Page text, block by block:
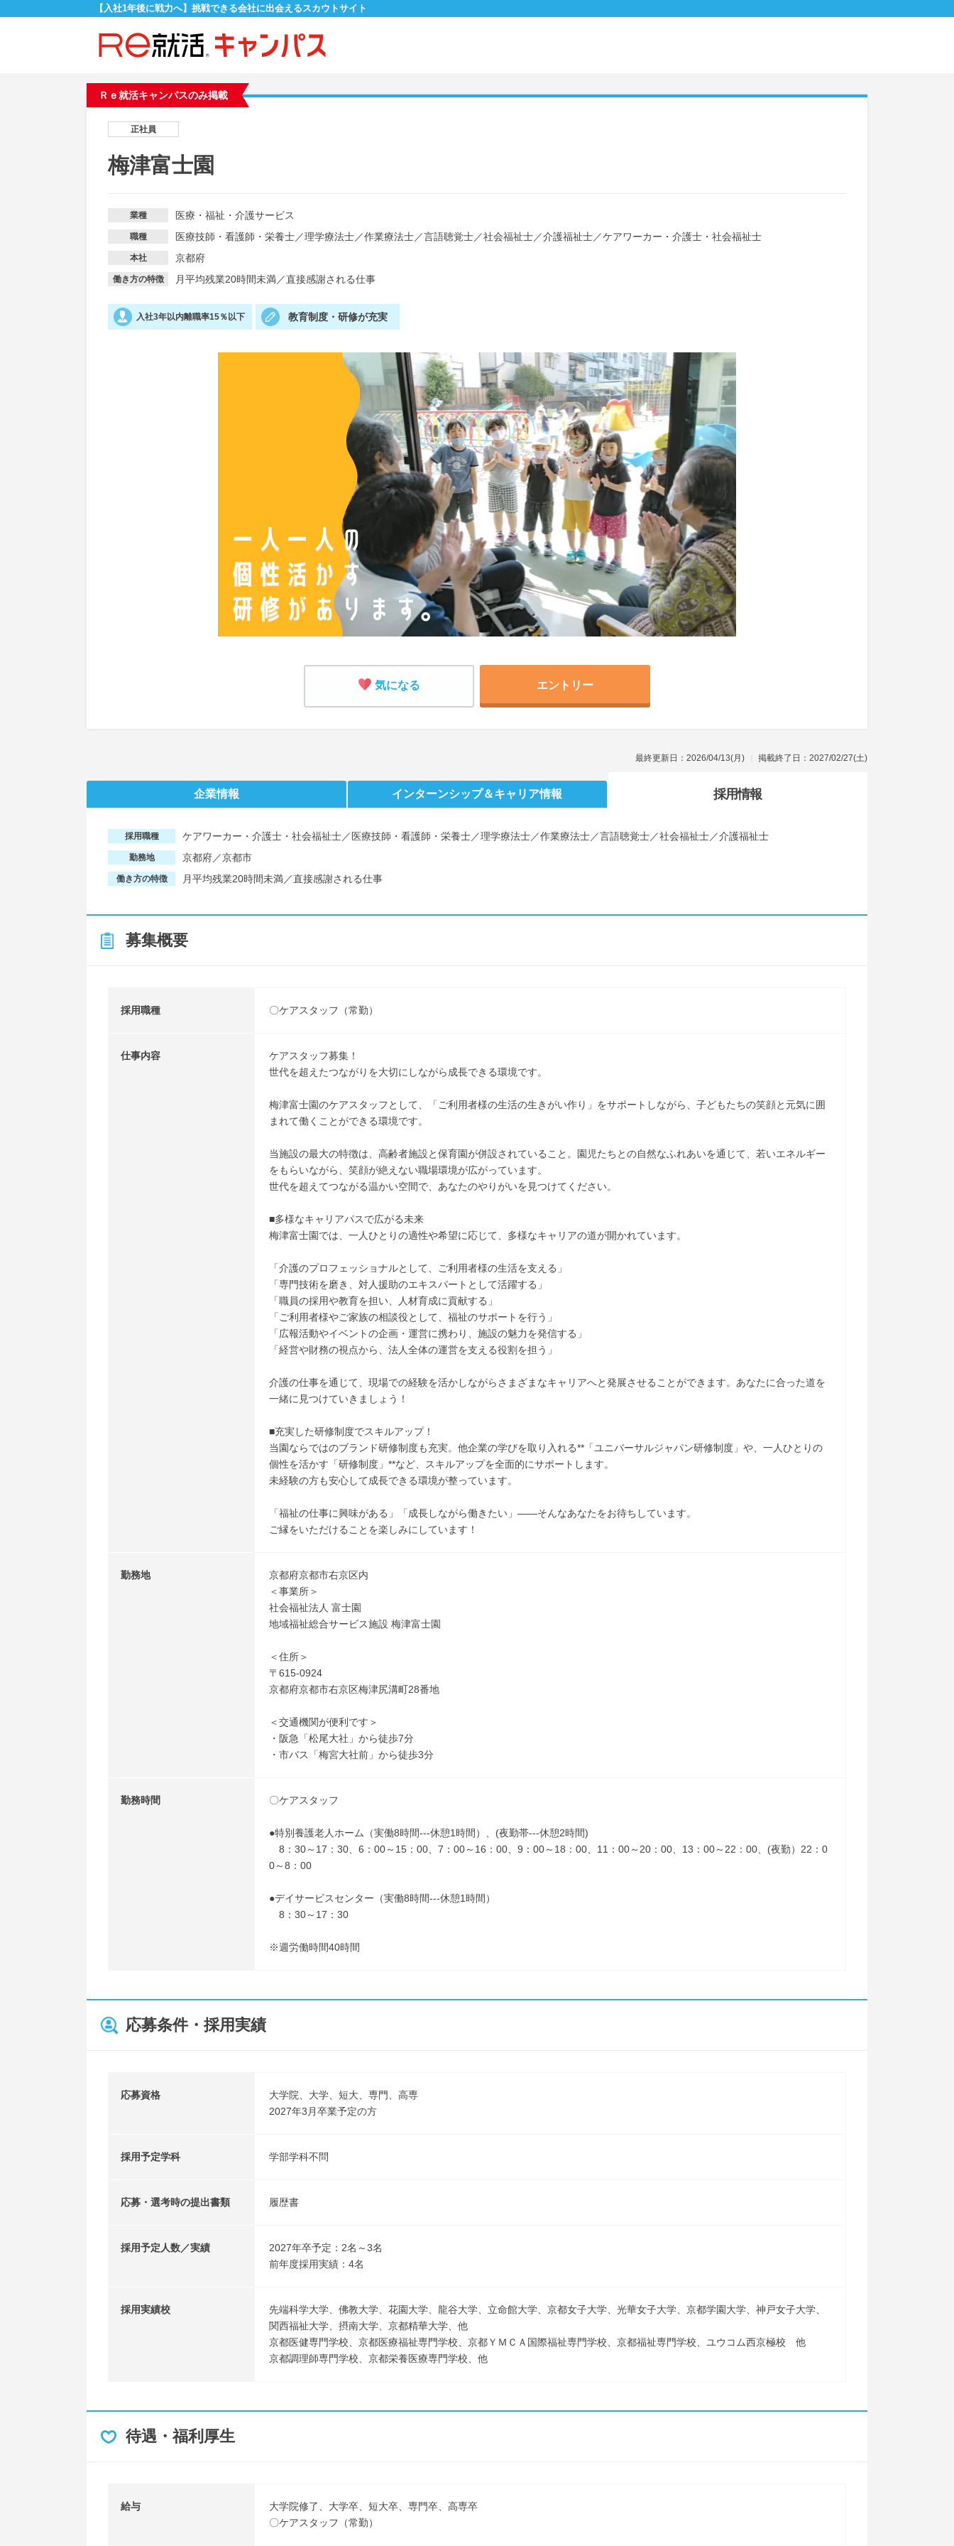
【入社1年後に戦力へ】挑戦できる会社に出会えるスカウトサイト
Ｒｅ就活キャンパスのみ掲載
正社員
梅津富士園
業種 医療・福祉・介護サービス
職種 医療技師・看護師・栄養士／理学療法士／作業療法士／言語聴覚士／社会福祉士／介護福祉士／ケアワーカー・介護士・社会福祉士
本社 京都府
働き方の特徴 月平均残業20時間未満／直接感謝される仕事
入社3年以内離職率15％以下 教育制度・研修が充実
気になる エントリー
最終更新日：2026/04/13(月) 掲載終了日：2027/02/27(土)
企業情報 インターンシップ＆キャリア情報 採用情報
採用職種 ケアワーカー・介護士・社会福祉士／医療技師・看護師・栄養士／理学療法士／作業療法士／言語聴覚士／社会福祉士／介護福祉士
勤務地 京都府／京都市
働き方の特徴 月平均残業20時間未満／直接感謝される仕事
募集概要
採用職種 〇ケアスタッフ（常勤）
仕事内容
ケアスタッフ募集！
世代を超えたつながりを大切にしながら成長できる環境です。
梅津富士園のケアスタッフとして、「ご利用者様の生活の生きがい作り」をサポートしながら、子どもたちの笑顔と元気に囲
まれて働くことができる環境です。
当施設の最大の特徴は、高齢者施設と保育園が併設されていること。園児たちとの自然なふれあいを通じて、若いエネルギー
をもらいながら、笑顔が絶えない職場環境が広がっています。
世代を超えてつながる温かい空間で、あなたのやりがいを見つけてください。
■多様なキャリアパスで広がる未来
梅津富士園では、一人ひとりの適性や希望に応じて、多様なキャリアの道が開かれています。
「介護のプロフェッショナルとして、ご利用者様の生活を支える」
「専門技術を磨き、対人援助のエキスパートとして活躍する」
「職員の採用や教育を担い、人材育成に貢献する」
「ご利用者様やご家族の相談役として、福祉のサポートを行う」
「広報活動やイベントの企画・運営に携わり、施設の魅力を発信する」
「経営や財務の視点から、法人全体の運営を支える役割を担う」
介護の仕事を通じて、現場での経験を活かしながらさまざまなキャリアへと発展させることができます。あなたに合った道を
一緒に見つけていきましょう！
■充実した研修制度でスキルアップ！
当園ならではのブランド研修制度も充実。他企業の学びを取り入れる**「ユニバーサルジャパン研修制度」や、一人ひとりの
個性を活かす「研修制度」**など、スキルアップを全面的にサポートします。
未経験の方も安心して成長できる環境が整っています。
「福祉の仕事に興味がある」「成長しながら働きたい」――そんなあなたをお待ちしています。
ご縁をいただけることを楽しみにしています！
勤務地
京都府京都市右京区内
＜事業所＞
社会福祉法人 富士園
地域福祉総合サービス施設 梅津富士園
＜住所＞
〒615-0924
京都府京都市右京区梅津尻溝町28番地
＜交通機関が便利です＞
・阪急「松尾大社」から徒歩7分
・市バス「梅宮大社前」から徒歩3分
勤務時間 〇ケアスタッフ
●特別養護老人ホーム（実働8時間---休憩1時間）、(夜勤帯---休憩2時間)
8：30～17：30、6：00～15：00、7：00～16：00、9：00～18：00、11：00～20：00、13：00～22：00、(夜勤）22：0
0～8：00
●デイサービスセンター（実働8時間---休憩1時間）
8：30～17：30
※週労働時間40時間
応募条件・採用実績
応募資格
大学院、大学、短大、専門、高専
2027年3月卒業予定の方
採用予定学科 学部学科不問
応募・選考時の提出書類 履歴書
採用予定人数／実績
2027年卒予定：2名～3名
前年度採用実績：4名
採用実績校
先端科学大学、佛教大学、花園大学、龍谷大学、立命館大学、京都女子大学、光華女子大学、京都学園大学、神戸女子大学、
関西福祉大学、摂南大学、京都精華大学、他
京都医健専門学校、京都医療福祉専門学校、京都ＹＭＣＡ国際福祉専門学校、京都福祉専門学校、ユウコム西京極校 他
京都調理師専門学校、京都栄養医療専門学校、他
待遇・福利厚生
給与
大学院修了、大学卒、短大卒、専門卒、高専卒
〇ケアスタッフ（常勤）